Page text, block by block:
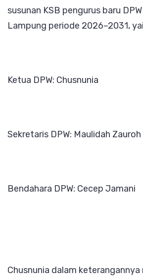
susunan KSB pengurus baru
Lampung periode 2026–2031,
Ketua DPW: Chusnunia
Sekretaris DPW: Maulidah Zauroh
Bendahara DPW: Cecep Jamani
Chusnunia dalam